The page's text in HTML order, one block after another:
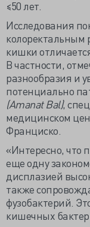
≤50 лет.
Исследования
колоректальным
кишки
В частности,
разнообразия и
потенциально
(Amanat Bal),
медицинском
Франциско.
«Интересно, что
еще одну
дисплазией
также
фузобактерий.
кишечных